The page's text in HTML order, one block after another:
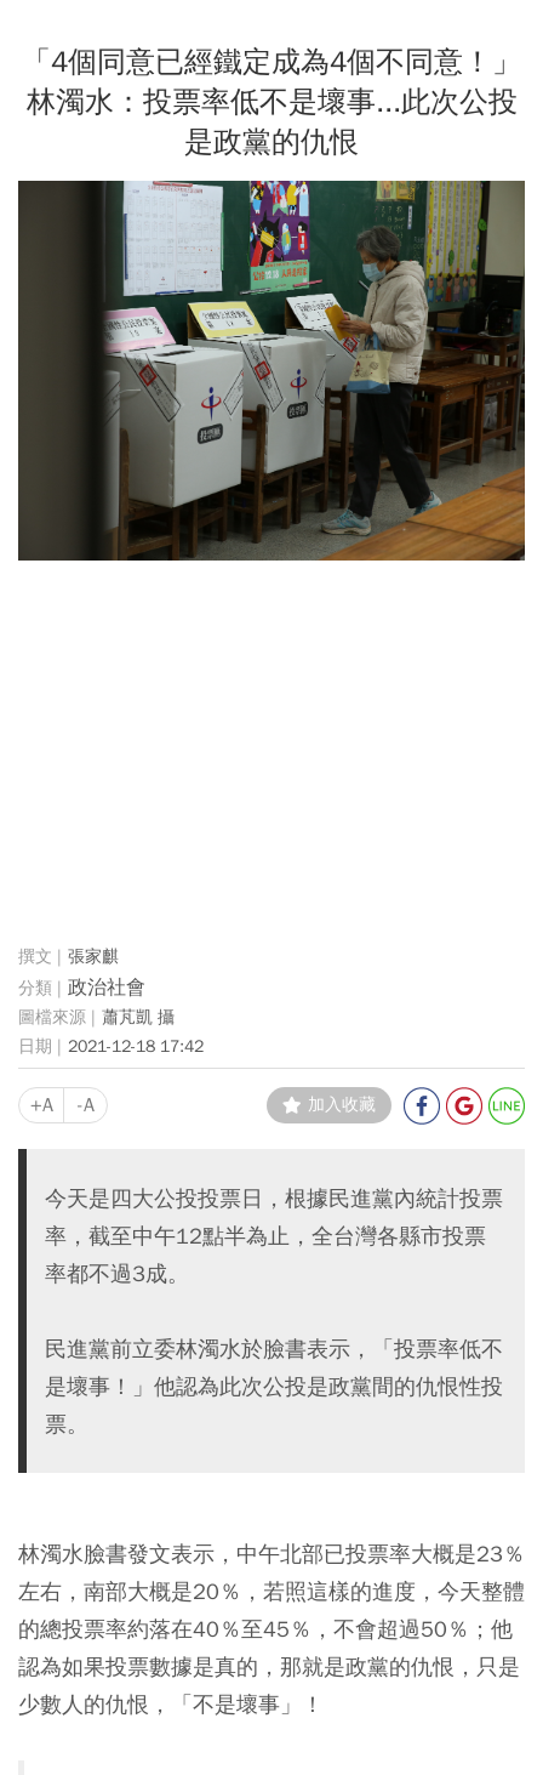
「4個同意已經鐵定成為4個不同意！」
林濁水：投票率低不是壞事...此次公投
是政黨的仇恨
張家麒
政治社會
蕭芃凱 攝
2021-12-18 17:42
+A -A 加入收藏
今天是四大公投投票日，根據民進黨內統計投票
率，截至中午12點半為止，全台灣各縣市投票
率都不過3成。
民進黨前立委林濁水於臉書表示，「投票率低不
是壞事！」他認為此次公投是政黨間的仇恨性投
票。
林濁水臉書發文表示，中午北部已投票率大概是23％
左右，南部大概是20％，若照這樣的進度，今天整體
的總投票率約落在40％至45％，不會超過50％；他
認為如果投票數據是真的，那就是政黨的仇恨，只是
少數人的仇恨，「不是壞事」！